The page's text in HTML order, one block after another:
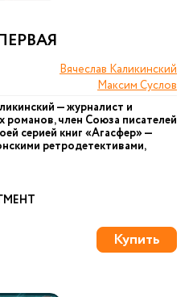
Вячеслав Каликинский
Максим Суслов
— журналист и
романов, член Союза писателей
серией книг «Агасфер» —
ретродетективами,
Купить